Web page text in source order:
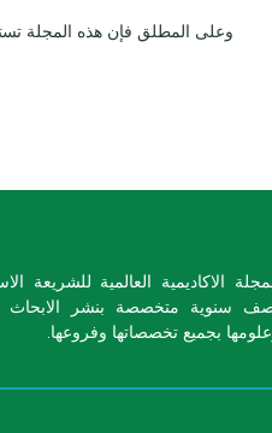
وعلى المطلق فإن هذه المجلة
الاكاديمية العالمية
سنوية متخصصة بنشر الابحاث
بجميع تخصصاتها وفروعها.